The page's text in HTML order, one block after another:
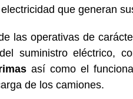
que generan
las operativas de
suministro eléctrico,
así como el
de los camiones.